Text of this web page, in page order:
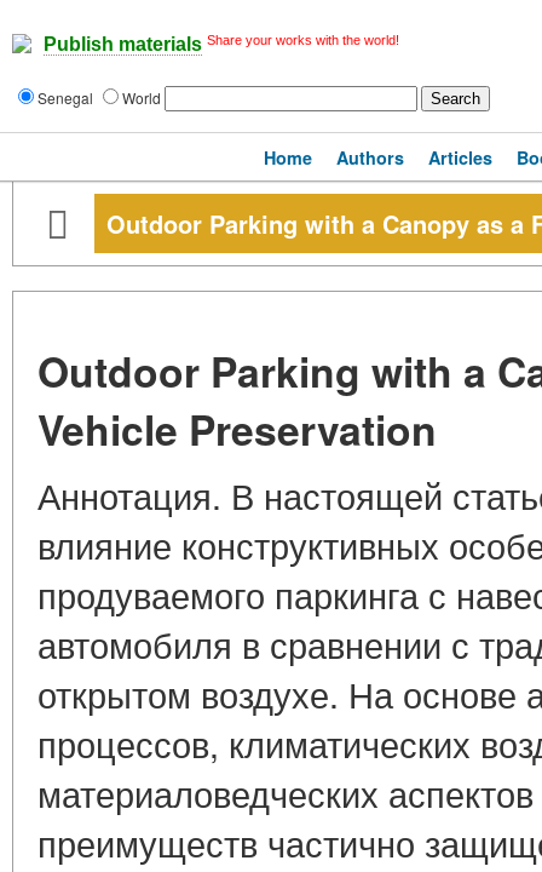
Publish materials Share your works with the world!
Senegal World
Home Authors Articles
Outdoor Parking with a Canopy as a
Outdoor Parking with a
Vehicle Preservation
Аннотация. В настоящей
влияние конструктивных
продуваемого паркинга с
автомобиля в сравнении с
открытом воздухе. На основе
процессов, климатических
материаловедческих
преимуществ частично